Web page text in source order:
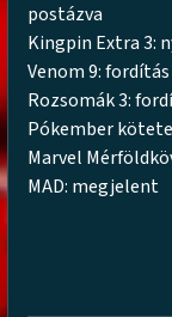
postázva
Kingpin Extra 3:
Venom 9:
Rozsomák 3:
Pókember
Marvel
MAD: megjelent